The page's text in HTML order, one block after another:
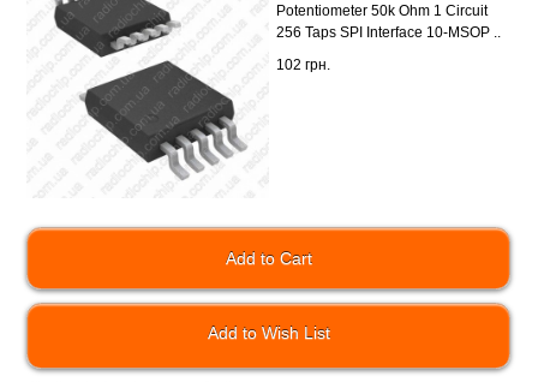
Add to Wish List
102 грн.
Potentiometer 50k Ohm 1 Circuit
256 Taps SPI Interface 10-MSOP ..